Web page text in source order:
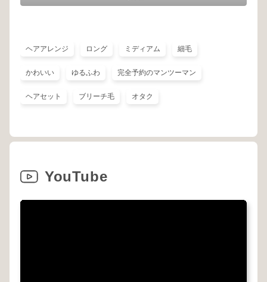
ヘアアレンジ ロング ミディアム 細毛
かわいい ゆるふわ 完全予約のマンツーマン
ヘアセット ブリーチ毛 オタク
YouTube